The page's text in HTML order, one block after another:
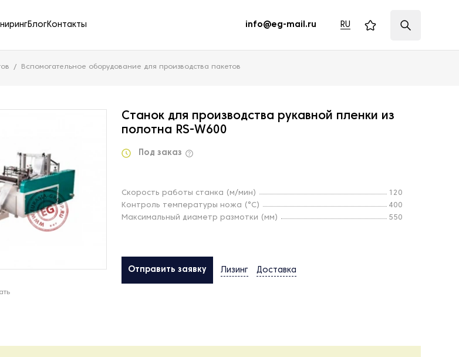
БлогКонтакты info@eg-mail.ru RU
Вспомогательное оборудование для производства пакетов
Станок для производства рукавной пленки из
полотна RS-W600
Под заказ
Скорость работы станка (м/мин)
120
Контроль температуры ножа (°С)
400
Максимальный диаметр размотки (мм)
550
Отправить заявку Лизинг Доставка